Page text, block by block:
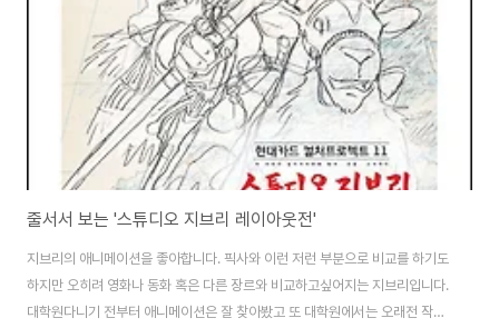
20,000원 -재..
줄서서 보는 '스튜디오 지브리 레이아웃전'
지브리의 애니메이션을 좋아합니다. 픽사와 이런 저런 부분으로 비교를 하기도
하지만 오히려 영화나 동화 혹은 다른 장르와 비교하고싶어지는 지브리입니다.
대학원다니기 전부터 애니메이션은 잘 찾아봤고 또 대학원에서는 오래전 작품